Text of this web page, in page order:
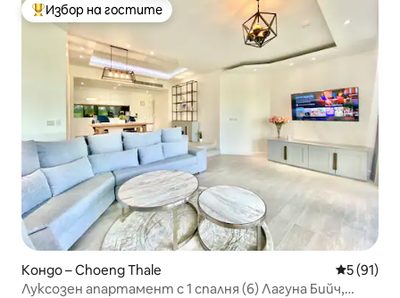
Най-популярен избор на гостите
Избор на гостите
Кондо – Choeng Thale Средна
5 (91)
Луксозен апартамент с 1 спалня (6) Лагуна Бийч,